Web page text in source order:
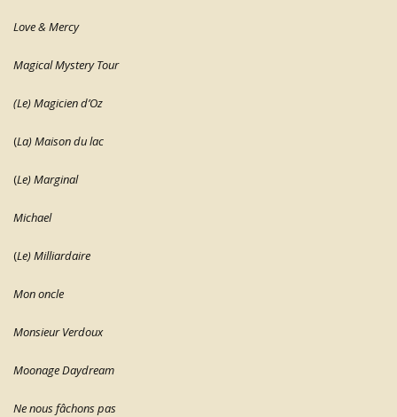
Love & Mercy
Magical Mystery Tour
(Le) Magicien d’Oz
(La) Maison du lac
(Le) Marginal
Michael
(Le) Milliardaire
Mon oncle
Monsieur Verdoux
Moonage Daydream
Ne nous fâchons pas